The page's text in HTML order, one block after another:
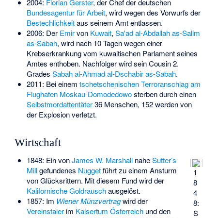
2004: Florian Gerster, der Chef der deutschen
Bundesagentur für Arbeit, wird wegen des Vorwurfs der
Bestechlichkeitaus seinem Amt entlassen.
2006: Der Emirvon Kuwait, Sa'ad al-Abdallah as-Salim
as-Sabah, wird nach 10 Tagen wegen einer
Krebserkrankung vom kuwaitischen Parlament seines
Amtes enthoben. Nachfolger wird sein Cousin 2.
Grades Sabah al-Ahmad al-Dschabir as-Sabah.
2011: Bei einem tschetschenischen Terroranschlag am
Flughafen Moskau-Domodedowosterben durch einen
Selbstmordattentäter36 Menschen, 152 werden von
der Explosion verletzt.
Wirtschaft
1
8
4
8:
S
1848: Ein vonJames W. MarshallnaheSutter’s
Millgefundenes Nuggetführt zu einem Ansturm
von Glücksrittern. Mit diesem Fund wird der
Kalifornische Goldrauschausgelöst.
1857: Im Wiener Münzvertragwird der
Vereinstalerim Kaisertum Österreichund den